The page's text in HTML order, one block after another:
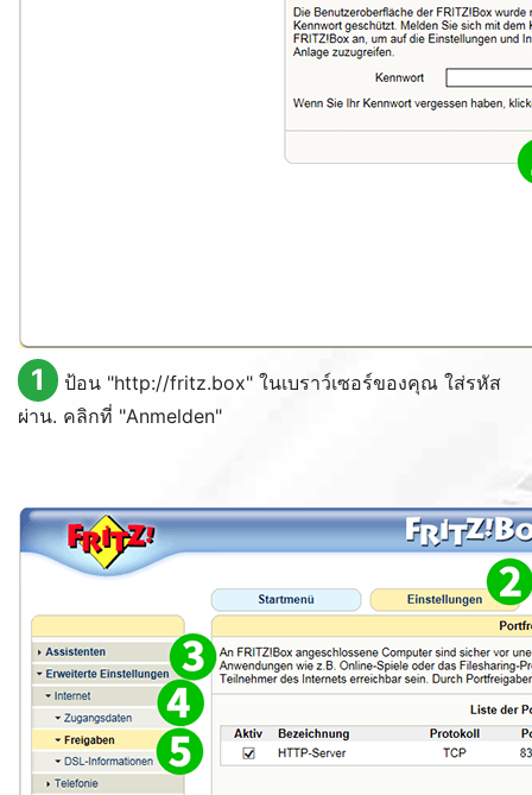
1
ป้อน "http://fritz.box" ในเบราว์เซอร์ของคุณ ใส่รหัส
ผ่าน. คลิกที่ "Anmelden"